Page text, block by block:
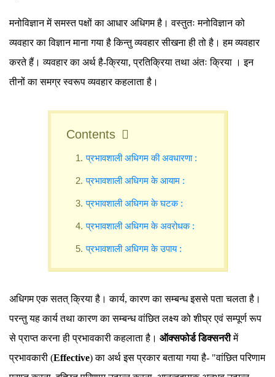
मनोविज्ञान में समस्त पक्षों का आधार अधिगम है। वस्तुतः मनोविज्ञान को
व्यवहार का विज्ञान माना गया है किन्तु व्यवहार सीखना ही तो है। हम व्यवहार
करते हैं। व्यवहार का अर्थ है-क्रिया, प्रतिक्रिया तथा अंतः क्रिया । इन
तीनों का समग्र स्वरूप व्यवहार कहलाता है।
Contents
प्रभावशाली अधिगम की अवधारणा :
प्रभावशाली अधिगम के आयाम :
प्रभावशाली अधिगम के घटक :
प्रभावशाली अधिगम के अवरोधक :
प्रभावशाली अधिगम के उपाय :
अधिगम एक सतत् क्रिया है। कार्य, कारण का सम्बन्ध इससे पता चलता है।
परन्तु यह कार्य तथा कारण का सम्बन्ध वांछित लक्ष्य को शीघ्र एवं सम्पूर्ण रूप
से प्राप्त करना ही प्रभावकारी कहलाता है। ऑक्सफोर्ड डिक्सनरीमें
प्रभावकारी (Effective) का अर्थ इस प्रकार बताया गया है- "वांछित परिणाम